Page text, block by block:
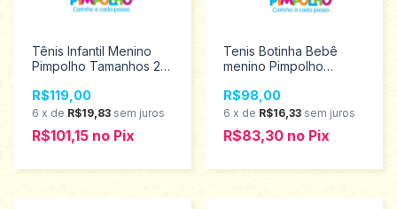
Tênis Infantil Menino
Pimpolho Tamanhos 22
R$119,00
6 x de R$19,83 sem juros
R$101,15 no Pix
Tenis Botinha Bebê
menino Pimpolho
0120472
R$98,00
6 x de R$16,33 sem juros
R$83,30 no Pix